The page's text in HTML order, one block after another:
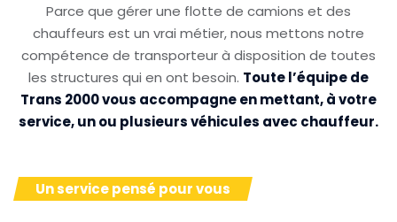
Parce que gérer une flotte de camions et des
chauffeurs est un vrai métier, nous mettons notre
compétence de transporteur à disposition de toutes
les structures qui en ont besoin. Toute l’équipe de
Trans 2000 vous accompagne en mettant, à votre
service, un ou plusieurs véhicules avec chauffeur.
Un service pensé pour vous